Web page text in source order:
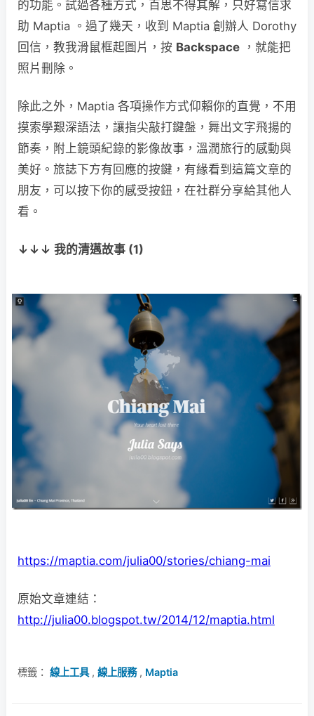
的功能。試過各種方式，百思不得其解，只好寫信求
助 Maptia 。過了幾天，收到 Maptia 創辦人 Dorothy
回信，教我滑鼠框起圖片，按 Backspace ，就能把
照片刪除。
除此之外，Maptia 各項操作方式仰賴你的直覺，不用
摸索學艱深語法，讓指尖敲打鍵盤，舞出文字飛揚的
節奏，附上鏡頭紀錄的影像故事，溫潤旅行的感動與
美好。旅誌下方有回應的按鍵，有緣看到這篇文章的
朋友，可以按下你的感受按鈕，在社群分享給其他人
看。
↓↓↓ 我的清邁故事 (1)
https://maptia.com/julia00/stories/chiang-mai
原始文章連結：
http://julia00.blogspot.tw/2014/12/maptia.html
標籤： 線上工具, 線上服務, Maptia